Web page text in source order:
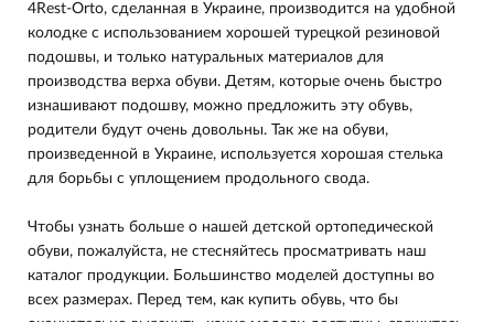
4Rest-Orto, сделанная в Украине, производится на удобной
колодке с использованием хорошей турецкой резиновой
подошвы, и только натуральных материалов для
производства верха обуви. Детям, которые очень быстро
изнашивают подошву, можно предложить эту обувь,
родители будут очень довольны. Так же на обуви,
произведенной в Украине, используется хорошая стелька
для борьбы с уплощением продольного свода.
Чтобы узнать больше о нашей детской ортопедической
обуви, пожалуйста, не стесняйтесь просматривать наш
каталог продукции. Большинство моделей доступны во
всех размерах. Перед тем, как купить обувь, что бы